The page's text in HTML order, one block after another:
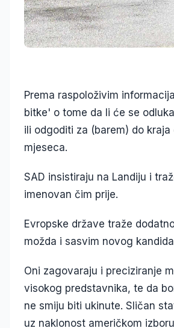
Prema raspoloživim
bitke' o tome da li će se
ili odgoditi za (barem) do kraja
mjeseca.
SAD insistiraju na Landiju i
imenovan čim prije.
Evropske države traže
možda i sasvim novog
Oni zagovaraju i preciziranje
visokog predstavnika, te da
ne smiju biti ukinute. Sličan
uz naklonost američkom